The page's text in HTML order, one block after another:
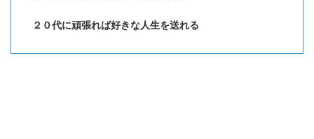
２０代に頑張れば好きな人生を送れる